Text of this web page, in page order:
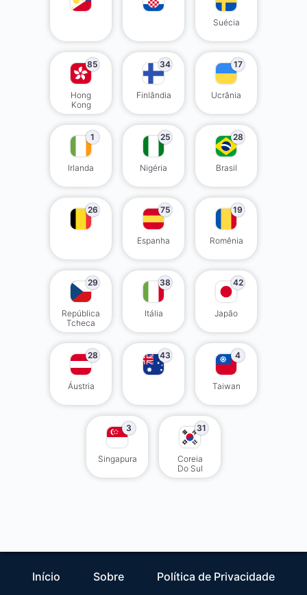
Suécia
85
Hong
Kong
34
Finlândia
17
Ucrânia
1
Irlanda
25
Nigéria
28
Brasil
26 75
Espanha
19
Romênia
29
República
Tcheca
38
Itália
42
Japão
28
Áustria
43 4
Taiwan
3
Singapura
31
Coreia
Do Sul
Início Sobre Política de Privacidade